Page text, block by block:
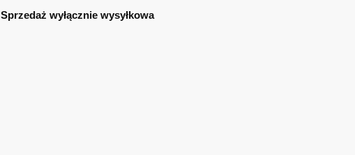
Sprzedaż wyłącznie wysyłkowa